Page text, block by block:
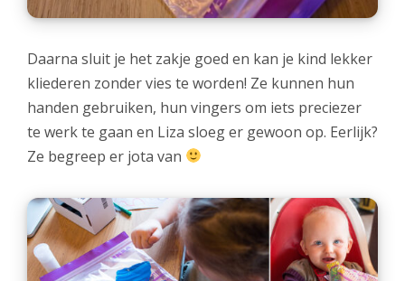
Daarna sluit je het zakje goed en kan je kind lekker
kliederen zonder vies te worden! Ze kunnen hun
handen gebruiken, hun vingers om iets preciezer
te werk te gaan en Liza sloeg er gewoon op. Eerlijk?
Ze begreep er jota van